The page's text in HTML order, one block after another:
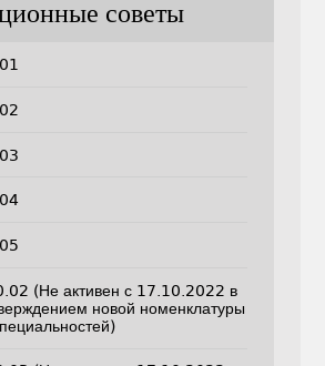
советы
(Не активен с 17.10.2022 в
новой номенклатуры